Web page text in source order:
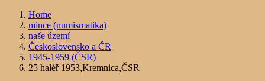
Home
mince (numismatika)
naše území
Československo a ČR
1945-1959 (ČSR)
25 haléř 1953,Kremnica,ČSR